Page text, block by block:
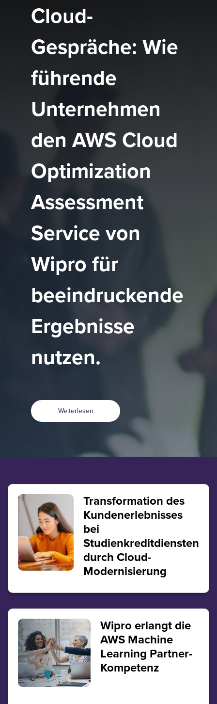
Cloud-
Gespräche: Wie
führende
Unternehmen
den AWS Cloud
Optimization
Assessment
Service von
Wipro für
beeindruckende
Ergebnisse
nutzen.
Weiterlesen
Transformation des
Kundenerlebnisses
bei
Studienkreditdiensten
durch Cloud-
Modernisierung
Wipro erlangt die
AWS Machine
Learning Partner-
Kompetenz